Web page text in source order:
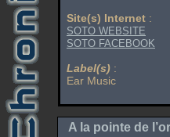
Site(s) Internet :
SOTO WEBSITE
SOTO FACEBOOK
Label(s) :
Ear Music
A la pointe de